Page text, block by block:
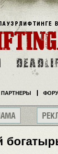
ПАРТНЕРЫ